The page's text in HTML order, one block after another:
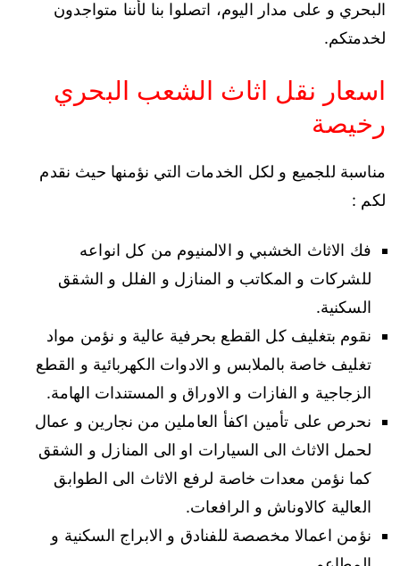
البحري و على مدار اليوم، اتصلوا بنا لأننا متواجدون
لخدمتكم.
اسعار نقل اثاث الشعب البحري
رخيصة
مناسبة للجميع و لكل الخدمات التي نؤمنها حيث نقدم
لكم :
فك الاثاث الخشبي و الالمنيوم من كل انواعه
للشركات و المكاتب و المنازل و الفلل و الشقق
السكنية.
نقوم بتغليف كل القطع بحرفية عالية و نؤمن مواد
تغليف خاصة بالملابس و الادوات الكهربائية و القطع
الزجاجية و الفازات و الاوراق و المستندات الهامة.
نحرص على تأمين اكفأ العاملين من نجارين و عمال
لحمل الاثاث الى السيارات او الى المنازل و الشقق
كما نؤمن معدات خاصة لرفع الاثاث الى الطوابق
العالية كالاوناش و الرافعات.
نؤمن اعمالا مخصصة للفنادق و الابراج السكنية و